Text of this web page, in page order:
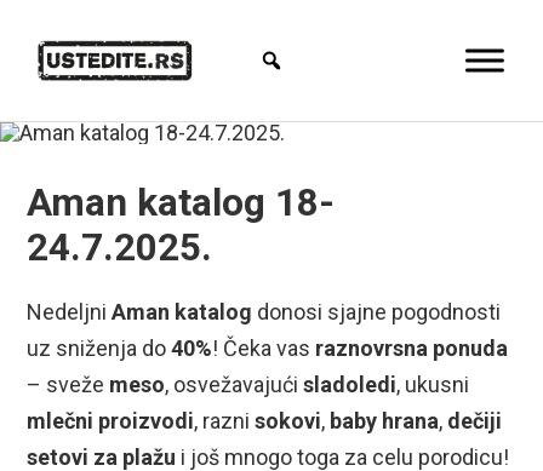
Aman katalog 18-
24.7.2025.
Nedeljni Aman katalog donosi sjajne pogodnosti
uz sniženja do40%! Čeka vas raznovrsna ponuda
– sveže meso, osvežavajućisladoledi, ukusni
mlečni proizvodi, raznisokovi, baby hrana, dečiji
setovi za plažu i još mnogo toga za celu porodicu!